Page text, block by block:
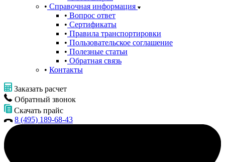
Справочная информация
Вопрос ответ
Сертификаты
Правила транспортировки
Пользовательское соглашение
Полезные статьи
Обратная связь
Контакты
Заказать расчет
Обратный звонок
Скачать прайс
8 (495) 189-68-43